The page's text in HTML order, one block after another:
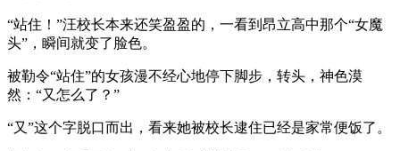
“站住！”汪校长本来还笑盈盈的，一看到昂立高中那个“女魔
头”，瞬间就变了脸色。
被勒令“站住”的女孩漫不经心地停下脚步，转头，神色漠
然：“又怎么了？”
“又”这个字脱口而出，看来她被校长逮住已经是家常便饭了。